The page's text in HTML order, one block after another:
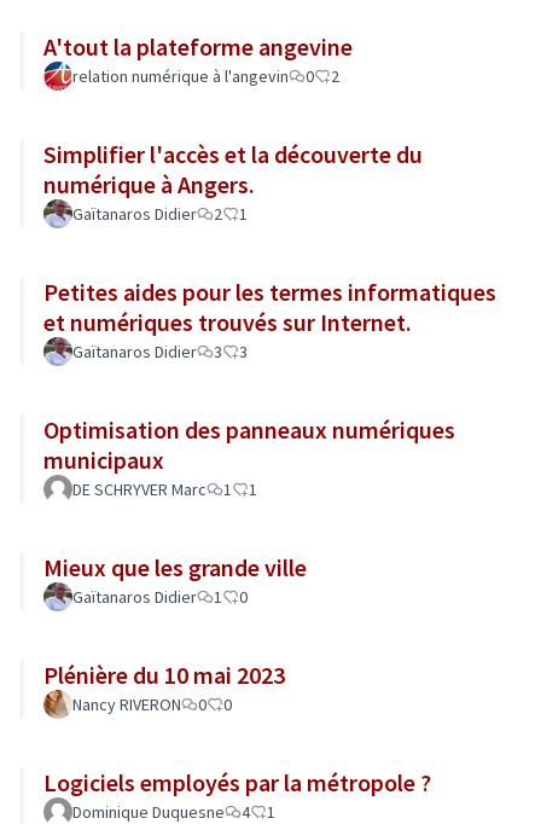
A'tout la plateforme angevine
relation numérique à l'angevin 0 2
Simplifier l'accès et la découverte du
numérique à Angers.
Gaïtanaros Didier 2 1
Petites aides pour les termes informatiques
et numériques trouvés sur Internet.
Gaïtanaros Didier 3 3
Optimisation des panneaux numériques
municipaux
DE SCHRYVER Marc 1 1
Mieux que les grande ville
Gaïtanaros Didier 1 0
Plénière du 10 mai 2023
Nancy RIVERON 0 0
Logiciels employés par la métropole ?
Dominique Duquesne 4 1